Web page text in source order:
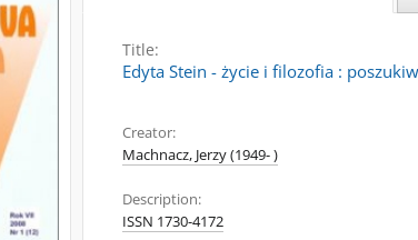
Title:
Edyta Stein - życie i filozofia :
Creator:
Machnacz, Jerzy (1949- )
Description:
ISSN 1730-4172